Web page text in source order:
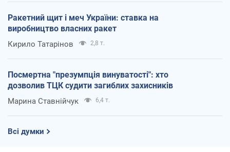
Ракетний щит і меч України: ставка на
виробництво власних ракет
Кирило Татарінов 2,8 т.
Посмертна "презумпція винуватості": хто
дозволив ТЦК судити загиблих захисників
Марина Ставнійчук 6,4 т.
Всі думки